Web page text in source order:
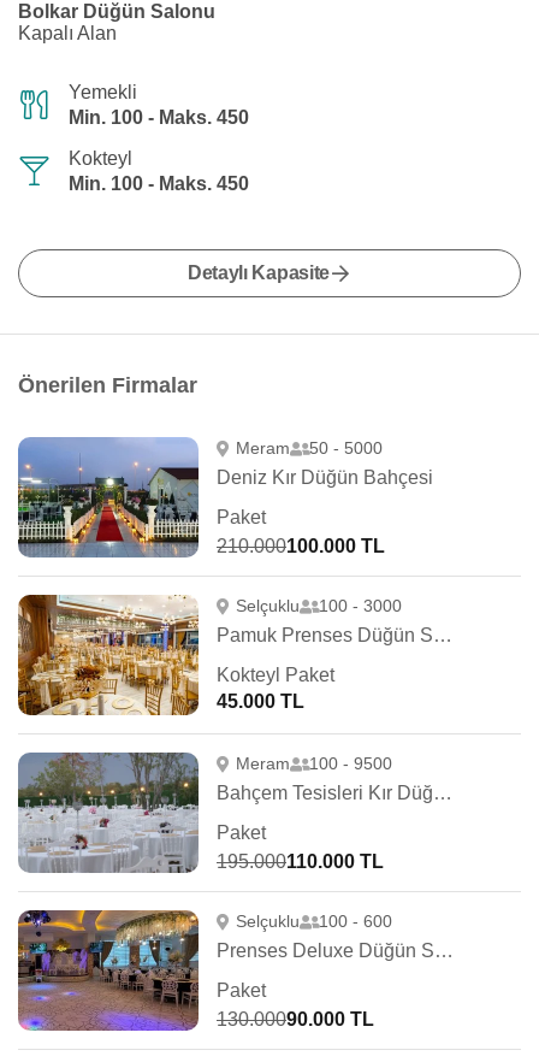
Bolkar Düğün Salonu
Kapalı Alan
Yemekli
Min. 100 - Maks. 450
Kokteyl
Min. 100 - Maks. 450
Detaylı Kapasite
Önerilen Firmalar
Meram 50 - 5000
Deniz Kır Düğün Bahçesi
Paket
210.000100.000 TL
Selçuklu 100 - 3000
Pamuk Prenses Düğün Salonları
Kokteyl Paket
45.000 TL
Meram 100 - 9500
Bahçem Tesisleri Kır Düğün Salonu
Paket
195.000110.000 TL
Selçuklu 100 - 600
Prenses Deluxe Düğün Sarayı
Paket
130.00090.000 TL